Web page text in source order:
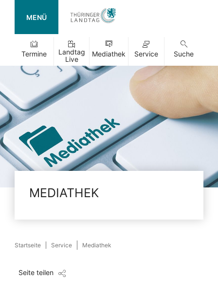
MENÜ
Termine
Landtag
Live
Mediathek Service Suche
MEDIATHEK
Startseite Service Mediathek
Seite teilen